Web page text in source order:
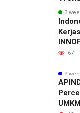
3
67
2
UMKM